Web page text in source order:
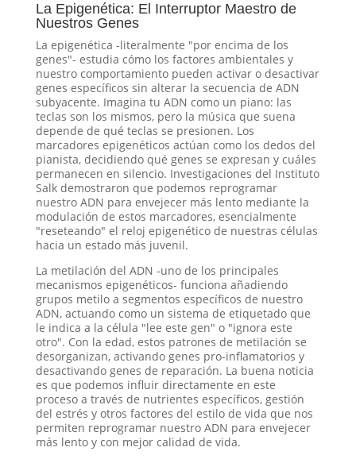
La Epigenética: El Interruptor Maestro de
Nuestros Genes
La epigenética -literalmente "por encima de los
genes"- estudia cómo los factores ambientales y
nuestro comportamiento pueden activar o desactivar
genes específicos sin alterar la secuencia de ADN
subyacente. Imagina tu ADN como un piano: las
teclas son los mismos, pero la música que suena
depende de qué teclas se presionen. Los
marcadores epigenéticos actúan como los dedos del
pianista, decidiendo qué genes se expresan y cuáles
permanecen en silencio. Investigaciones del Instituto
Salk demostraron que podemos reprogramar
nuestro ADN para envejecer más lento mediante la
modulación de estos marcadores, esencialmente
"reseteando" el reloj epigenético de nuestras células
hacia un estado más juvenil.
La metilación del ADN -uno de los principales
mecanismos epigenéticos- funciona añadiendo
grupos metilo a segmentos específicos de nuestro
ADN, actuando como un sistema de etiquetado que
le indica a la célula "lee este gen" o "ignora este
otro". Con la edad, estos patrones de metilación se
desorganizan, activando genes pro-inflamatorios y
desactivando genes de reparación. La buena noticia
es que podemos influir directamente en este
proceso a través de nutrientes específicos, gestión
del estrés y otros factores del estilo de vida que nos
permiten reprogramar nuestro ADN para envejecer
más lento y con mejor calidad de vida.